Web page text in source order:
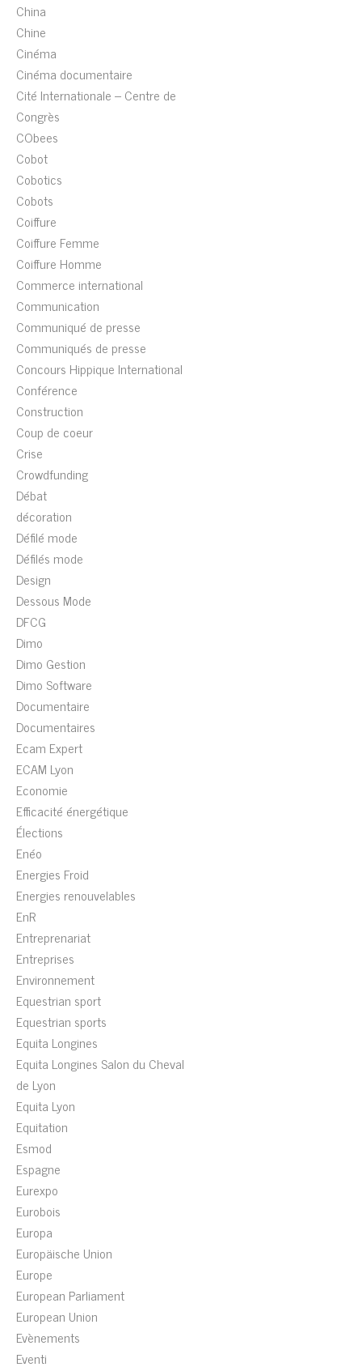
China
Chine
Cinéma
Cinéma documentaire
Cité Internationale – Centre de
Congrès
CObees
Cobot
Cobotics
Cobots
Coiffure
Coiffure Femme
Coiffure Homme
Commerce international
Communication
Communiqué de presse
Communiqués de presse
Concours Hippique International
Conférence
Construction
Coup de coeur
Crise
Crowdfunding
Débat
décoration
Défilé mode
Défilés mode
Design
Dessous Mode
DFCG
Dimo
Dimo Gestion
Dimo Software
Documentaire
Documentaires
Ecam Expert
ECAM Lyon
Economie
Efficacité énergétique
Élections
Enéo
Energies Froid
Energies renouvelables
EnR
Entreprenariat
Entreprises
Environnement
Equestrian sport
Equestrian sports
Equita Longines
Equita Longines Salon du Cheval
de Lyon
Equita Lyon
Equitation
Esmod
Espagne
Eurexpo
Eurobois
Europa
Europäische Union
Europe
European Parliament
European Union
Evènements
Eventi